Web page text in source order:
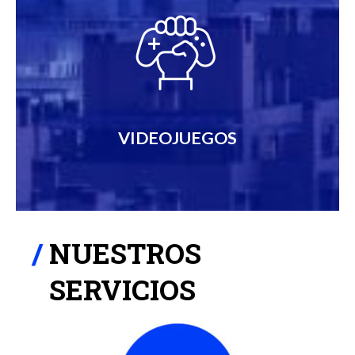
VIDEOJUEGOS
NUESTROS
SERVICIOS